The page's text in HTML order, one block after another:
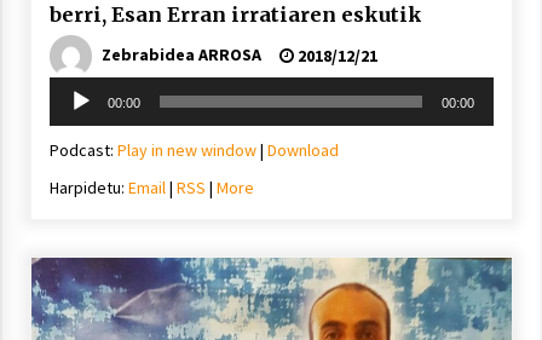
berri, Esan Erran irratiaren eskutik
Zebrabidea ARROSA
2018/12/21
Soinu
erreproduzigailua
00:00 00:00
Podcast: Play in new window| Download
Harpidetu: Email| RSS | More